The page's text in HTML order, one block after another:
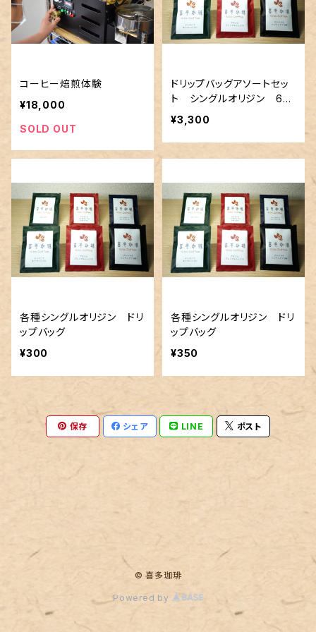
コーヒー焙煎体験
¥18,000
SOLD OUT
ドリップバッグアソートセッ
ト シングルオリジン 6種
類 12個セット
¥3,300
各種シングルオリジン ドリ
ップバッグ
¥300
各種シングルオリジン ドリ
ップバッグ
¥350
保存 シェア LINE ポスト
© 喜多珈琲
Powered by